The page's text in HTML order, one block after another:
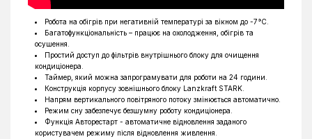
Висота зовнішнього блоку, мм 500
Глибина зовнішнього блоку, мм
Робота на обігрів при негативній температурі за вікном до -7°C.
Багатофункціональність – працює на охолодження, обігрів та
осушення.
Простий доступ до фільтрів внутрішнього блоку для очищення
кондиціонера.
Таймер, який можна запрограмувати для роботи на 24 години.
Конструкція корпусу зовнішнього блоку Lanzkraft STARK.
Напрям вертикального повітряного потоку змінюється автоматично.
Режим сну забезпечує безшумну роботу кондиціонера.
Функція Авторестарт - автоматичне відновлення заданого
користувачем режиму після відновлення живлення.